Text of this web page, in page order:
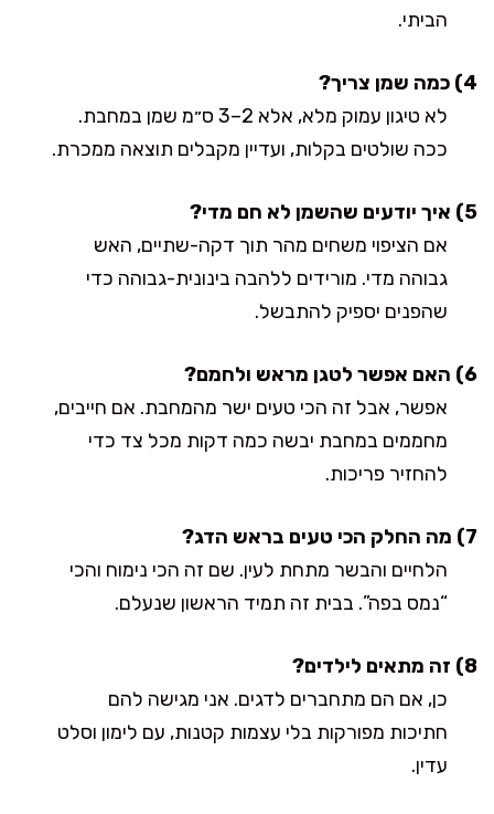
הביתי.
4) כמה שמן צריך?
לא טיגון עמוק מלא, אלא 2–3 ס״מ שמן במחבת.
ככה שולטים בקלות, ועדיין מקבלים תוצאה ממכרת.
5) איך יודעים שהשמן לא חם מדי?
אם הציפוי משחים מהר תוך דקה-שתיים, האש
גבוהה מדי. מורידים ללהבה בינונית-גבוהה כדי
שהפנים יספיק להתבשל.
6) האם אפשר לטגן מראש ולחמם?
אפשר, אבל זה הכי טעים ישר מהמחבת. אם חייבים,
מחממים במחבת יבשה כמה דקות מכל צד כדי
להחזיר פריכות.
7) מה החלק הכי טעים בראש הדג?
הלחיים והבשר מתחת לעין. שם זה הכי נימוח והכי
“נמס בפה”. בבית זה תמיד הראשון שנעלם.
8) זה מתאים לילדים?
כן, אם הם מתחברים לדגים. אני מגישה להם
חתיכות מפורקות בלי עצמות קטנות, עם לימון וסלט
עדין.